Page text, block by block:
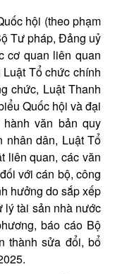
hội (theo phạm
Tư pháp, Đảng uỷ
cơ quan liên quan
Tổ chức chính
chức, Luật Thanh
Quốc hội và đại
văn bản quy
nhân dân, Luật Tổ
liên quan, các văn
với cán bộ, công
hưởng do sắp xếp
lý tài sản nhà nước
báo cáo Bộ
thành sửa đổi, bổ